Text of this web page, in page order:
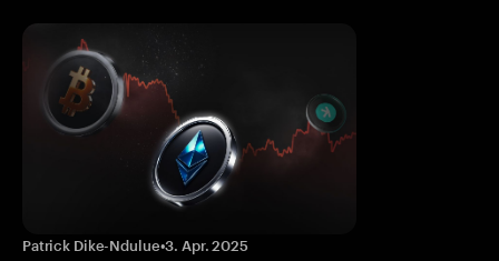
Patrick Dike-Ndulue•3. Apr. 2025